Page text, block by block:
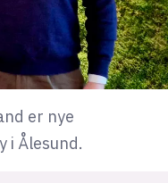
er nye
i Ålesund.
design
koder
inn/ut